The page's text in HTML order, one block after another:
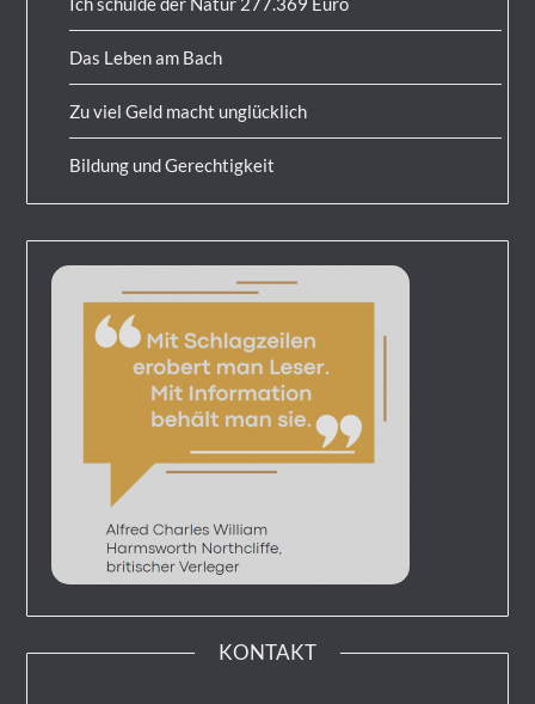
Das Leben am Bach
Zu viel Geld macht unglücklich
Bildung und Gerechtigkeit
KONTAKT